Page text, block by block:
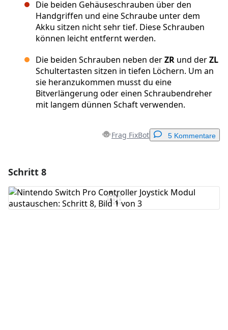
Die beiden Gehäuseschrauben über den
Handgriffen und eine Schraube unter dem
Akku sitzen nicht sehr tief. Diese Schrauben
können leicht entfernt werden.
Die beiden Schrauben neben derZR und derZL
Schultertasten sitzen in tiefen Löchern. Um an
sie heranzukommen musst du eine
Bitverlängerung oder einen Schraubendreher
mit langem dünnen Schaft verwenden.
Frag FixBot 5 Kommentare
Kommentar hinzufügen
Schritt 8